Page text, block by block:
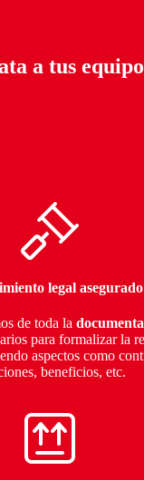
a tus
legal asegurado
de toda la
para formalizar la
aspectos como
beneficios, etc.